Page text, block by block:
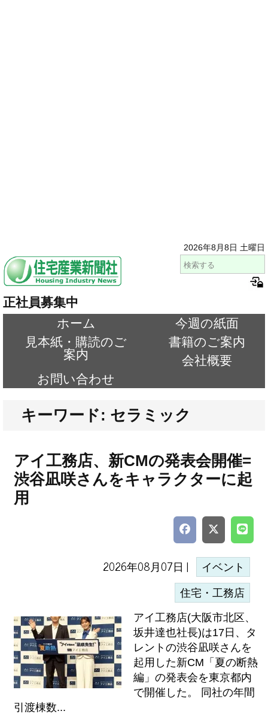
2026年8月8日 土曜日
正社員募集中
ホーム
今週の紙面
見本紙・購読のご
案内
書籍のご案内
会社概要
お問い合わせ
キーワード: セラミック
アイ工務店、新CMの発表会開催=
渋谷凪咲さんをキャラクターに起
用
2026年08月07日 | イベント
住宅・工務店
アイ工務店(大阪市北区、
坂井達也社長)は17日、タ
レントの渋谷凪咲さんを
起用した新CM「夏の断熱
編」の発表会を東京都内
で開催した。 同社の年間
引渡棟数...